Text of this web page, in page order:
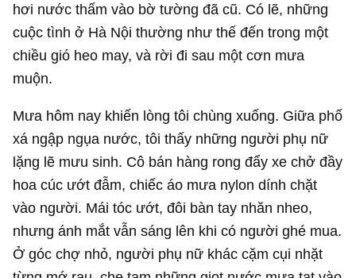
hơi nước thấm vào bờ tường đã cũ. Có lẽ, những
cuộc tình ở Hà Nội thường như thế đến trong một
chiều gió heo may, và rời đi sau một cơn mưa
muộn.
Mưa hôm nay khiến lòng tôi chùng xuống. Giữa phố
xá ngập ngụa nước, tôi thấy những người phụ nữ
lặng lẽ mưu sinh. Cô bán hàng rong đẩy xe chở đầy
hoa cúc ướt đẫm, chiếc áo mưa nylon dính chặt
vào người. Mái tóc ướt, đôi bàn tay nhăn nheo,
nhưng ánh mắt vẫn sáng lên khi có người ghé mua.
Ở góc chợ nhỏ, người phụ nữ khác cặm cụi nhặt